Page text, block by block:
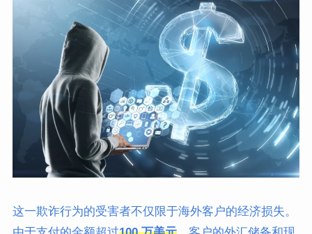
这一欺诈行为的受害者不仅限于海外客户的经济损失。